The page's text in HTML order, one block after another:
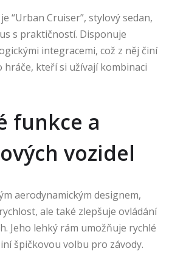
“Urban Cruiser”, stylový sedan,
s praktičností. Disponuje
integracemi, což z něj činí
kteří si užívají kombinaci
funkce a
vozidel
aerodynamickým designem,
ale také zlepšuje ovládání
Jeho lehký rám umožňuje rychlé
špičkovou volbu pro závody.